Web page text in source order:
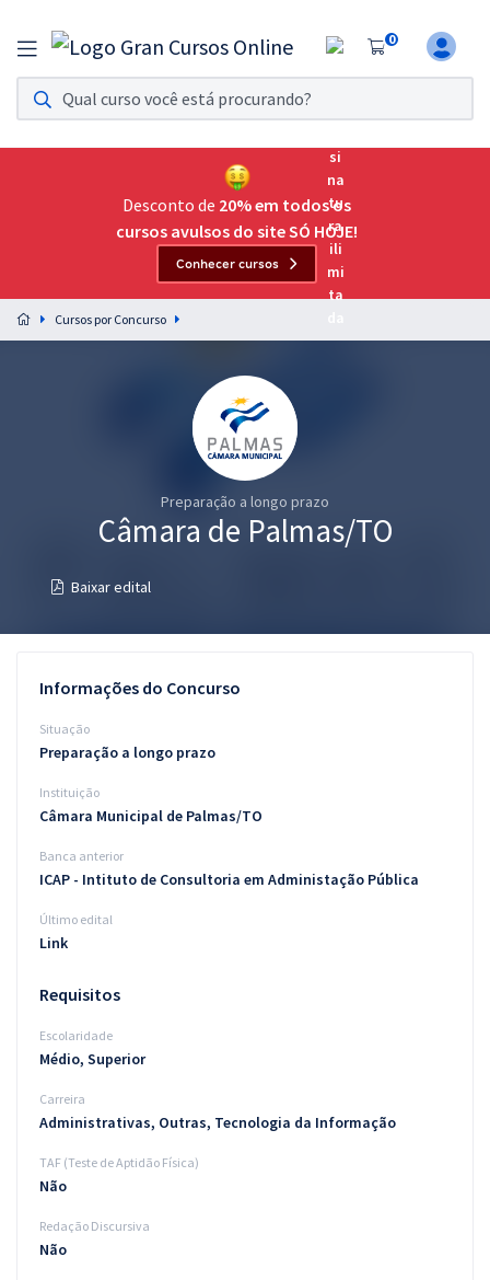
0
Assinatura Ilimitada 11
Acesso a todos os cursos. Teste grátis por 7 dias!
Assinatura OAB Até Passar
Acesso ilimitado a toda preparação para o Exame da
Preparação completa e intensiva para as principais
residências em saúde do Brasil
Conteúdo gratuito
Desconto de 20% em todos os
cursos avulsos do site SÓ HOJE!
Conhecer cursos
Cursos por Concurso
Preparação a longo prazo
Câmara de Palmas/TO
Baixar edital
Informações do Concurso
Situação
Preparação a longo prazo
Instituição
Câmara Municipal de Palmas/TO
Banca anterior
ICAP - Intituto de Consultoria em Administação Pública
Último edital
Link
Requisitos
Escolaridade
Médio, Superior
Carreira
Administrativas, Outras, Tecnologia da Informação
TAF (Teste de Aptidão Física)
Não
Redação Discursiva
Não